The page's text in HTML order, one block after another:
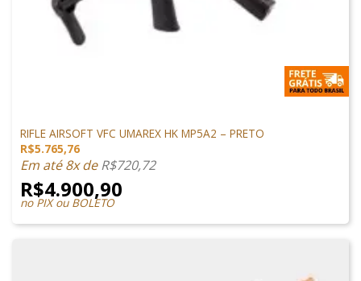
RIFLE AIRSOFT VFC UMAREX HK MP5A2 – PRETO
R$5.765,76
Em até 8x deR$720,72
R$4.900,90
no PIX ou BOLETO